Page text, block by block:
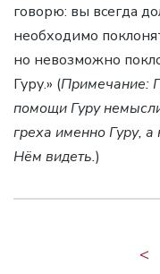
говорю: вы всегда
необходимо
но невозможно
Гуру.» (Примечание:
помощи Гуру
греха именно Гуру, а
Нём видеть.)
<